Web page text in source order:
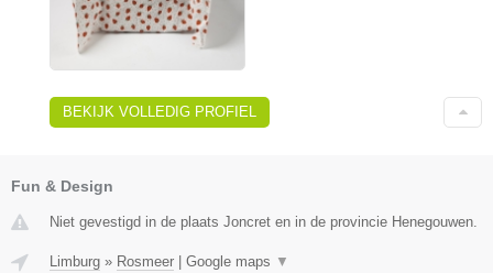
BEKIJK VOLLEDIG PROFIEL
Fun & Design
Niet gevestigd in de plaats Joncret en in de provincie Henegouwen.
Limburg » Rosmeer | Google maps ▼